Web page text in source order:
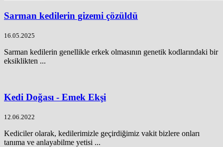
Sarman kedilerin gizemi çözüldü
16.05.2025
Sarman kedilerin genellikle erkek olmasının genetik kodlarındaki bir
eksiklikten ...
Kedi Doğası - Emek Ekşi
12.06.2022
Kediciler olarak, kedilerimizle geçirdiğimiz vakit bizlere onları
tanıma ve anlayabilme yetisi ...